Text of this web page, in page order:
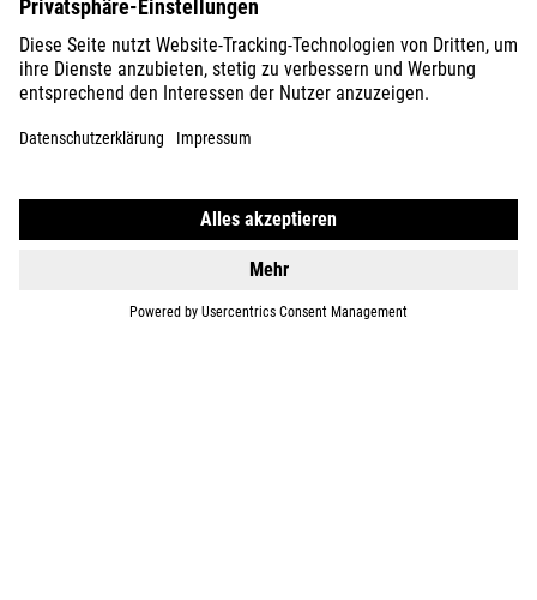
KIDS
GEAR
EQUIPMENT